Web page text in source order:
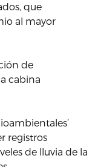
que
al mayor
de
cabina
registros
de lluvia de la